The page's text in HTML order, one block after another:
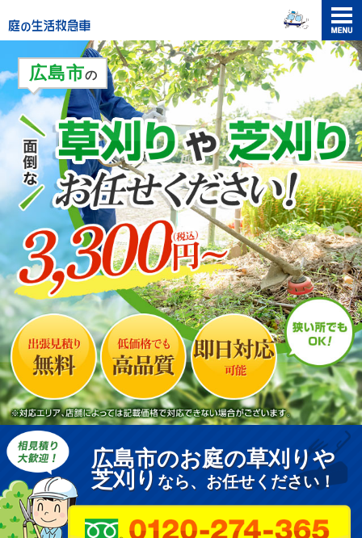
メニュ
ー
広島市の
広島市のお庭の草刈りや
芝刈りなら、お任せください！